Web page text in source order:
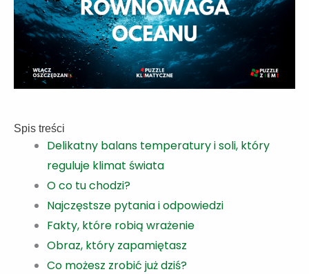
Spis treści
Delikatny balans temperatury i soli, który
reguluje klimat świata
O co tu chodzi?
Najczęstsze pytania i odpowiedzi
Fakty, które robią wrażenie
Obraz, który zapamiętasz
Co możesz zrobić już dziś?